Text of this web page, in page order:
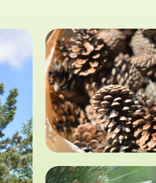
чья кора
до красноватого на
хвоя наполняет воздух
не только приятным, но и